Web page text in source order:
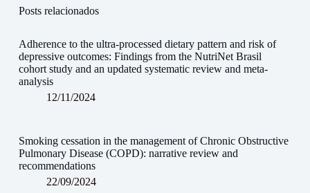
Posts relacionados
Adherence to the ultra-processed dietary pattern and risk of
depressive outcomes: Findings from the NutriNet Brasil
cohort study and an updated systematic review and meta-
analysis
12/11/2024
Smoking cessation in the management of Chronic Obstructive
Pulmonary Disease (COPD): narrative review and
recommendations
22/09/2024